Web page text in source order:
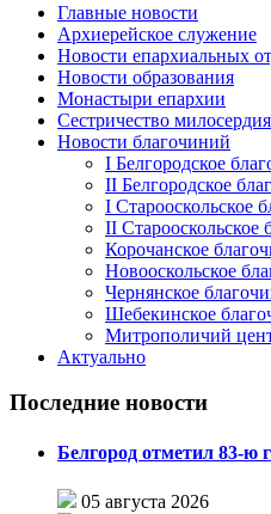
Главные новости
Архиерейское служение
Новости епархиальных
Новости образования
Монастыри епархии
Сестричество милосердия
Новости благочиний
I Белгородское
II Белгородское
I Старооскольское
II Старооскольское
Корочанское
Новооскольское
Чернянское
Шебекинское
Митрополичий
Актуально
Последние новости
Белгород отметил 83-ю
05 августа 2026